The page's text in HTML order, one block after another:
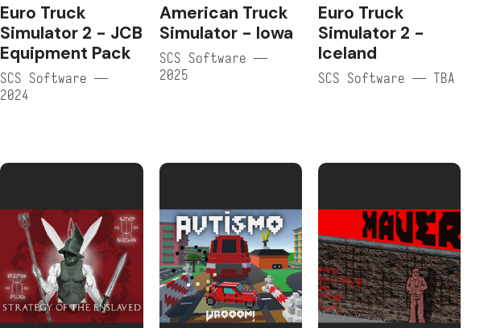
Euro Truck
Simulator 2 - JCB
Equipment Pack
SCS Software —
2024
American Truck
Simulator - Iowa
SCS Software —
2025
Euro Truck
Simulator 2 -
Iceland
SCS Software — TBA